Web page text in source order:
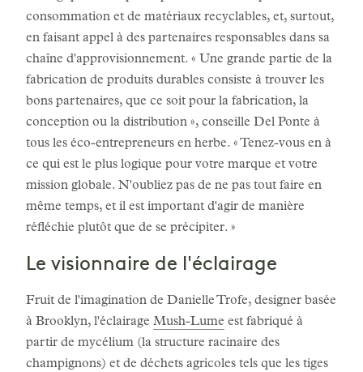
consommation et de matériaux recyclables, et, surtout,
en faisant appel à des partenaires responsables dans sa
chaîne d'approvisionnement. « Une grande partie de la
fabrication de produits durables consiste à trouver les
bons partenaires, que ce soit pour la fabrication, la
conception ou la distribution », conseille Del Ponte à
tous les éco-entrepreneurs en herbe. « Tenez-vous en à
ce qui est le plus logique pour votre marque et votre
mission globale. N'oubliez pas de ne pas tout faire en
même temps, et il est important d'agir de manière
réfléchie plutôt que de se précipiter. »
Le visionnaire de l'éclairage
Fruit de l'imagination de Danielle Trofe, designer basée
à Brooklyn, l'éclairage Mush-Lume est fabriqué à
partir de mycélium (la structure racinaire des
champignons) et de déchets agricoles tels que les tiges